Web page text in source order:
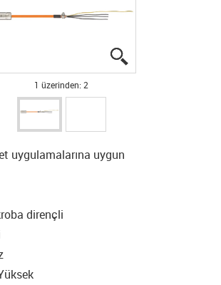
1 üzerinden: 2
uygulamalarına uygun
dirençli